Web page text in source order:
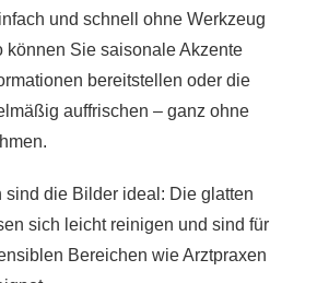
und schnell ohne Werkzeug
können Sie saisonale Akzente
bereitstellen oder die
auffrischen – ganz ohne
sind die Bilder ideal: Die glatten
sich leicht reinigen und sind für
Bereichen wie Arztpraxen